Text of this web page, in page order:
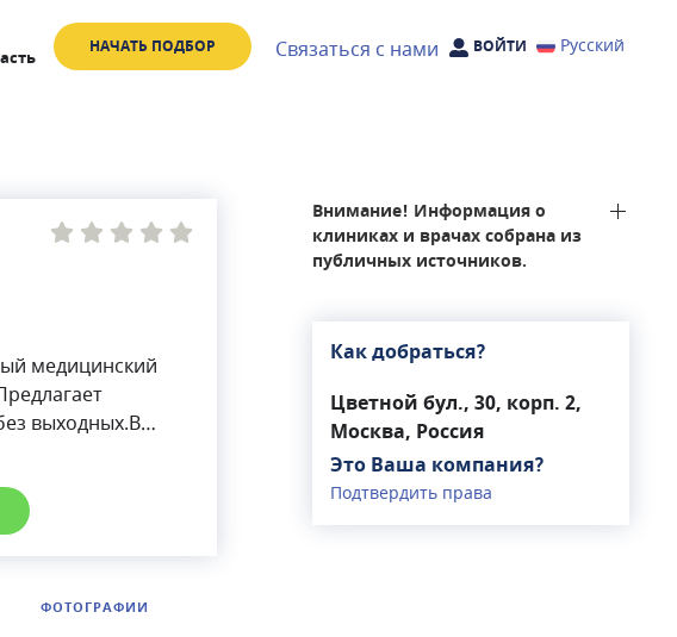
НАЧАТЬ ПОДБОР Связаться с нами ВОЙТИ Русский
медицинский
выходных.В
ФОТОГРАФИИ
Внимание! Информация о
клиниках и врачах собрана из
публичных источников.
Как добраться?
Цветной бул., 30, корп. 2,
Москва, Россия
Это Ваша компания?
Подтвердить права